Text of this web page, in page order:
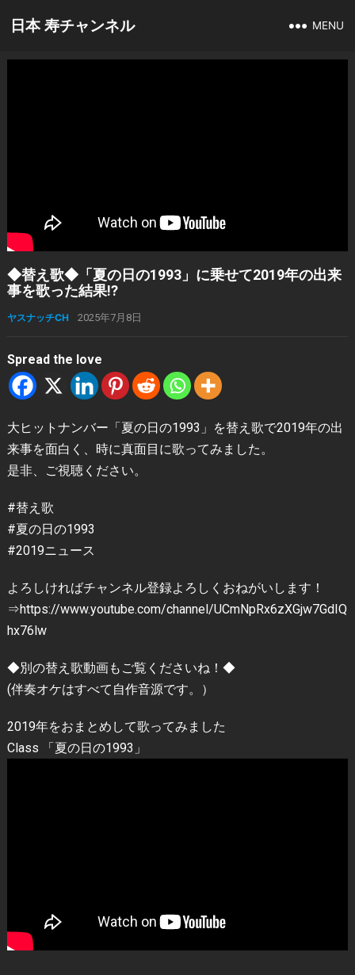
日本 寿チャンネル MENU
◆替え歌◆「夏の日の1993」に乗せて2019年の出来
事を歌った結果!?
ヤスナッチCH 2025年7月8日
Spread the love
大ヒットナンバー「夏の日の1993」を替え歌で2019年の出
来事を面白く、時に真面目に歌ってみました。
是非、ご視聴ください。
#替え歌
#夏の日の1993
#2019ニュース
よろしければチャンネル登録よろしくおねがいします！
⇒https://www.youtube.com/channel/UCmNpRx6zXGjw7GdIQ
hx76lw
◆別の替え歌動画もご覧くださいね！◆
(伴奏オケはすべて自作音源です。）
2019年をおまとめして歌ってみました
Class 「夏の日の1993」